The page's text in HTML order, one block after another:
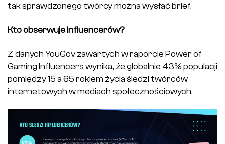
tak sprawdzonego twórcy można wysłać brief.
Kto obserwuje influencerów?
Z danych YouGov zawartych w raporcie Power of
Gaming Influencers wynika, że globalnie 43% populacji
pomiędzy 15 a 65 rokiem życia śledzi twórców
internetowych w mediach społecznościowych.